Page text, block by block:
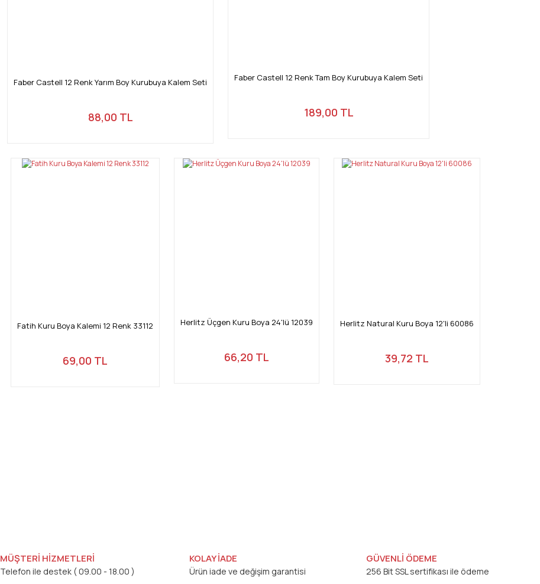
Faber Castell 12 Renk Yarım Boy Kurubuya Kalem Seti
88,00 TL
Faber Castell 12 Renk Tam Boy Kurubuya Kalem Seti
189,00 TL
Fatih Kuru Boya Kalemi 12 Renk 33112
69,00 TL
Herlitz Üçgen Kuru Boya 24'lü 12039
66,20 TL
Herlitz Natural Kuru Boya 12'li 60086
39,72 TL
MÜŞTERİ HİZMETLERİ
Telefon ile destek ( 09.00 - 18.00 )
KOLAY İADE
Ürün iade ve değişim garantisi
GÜVENLİ ÖDEME
256 Bit SSL sertifikası ile ödeme